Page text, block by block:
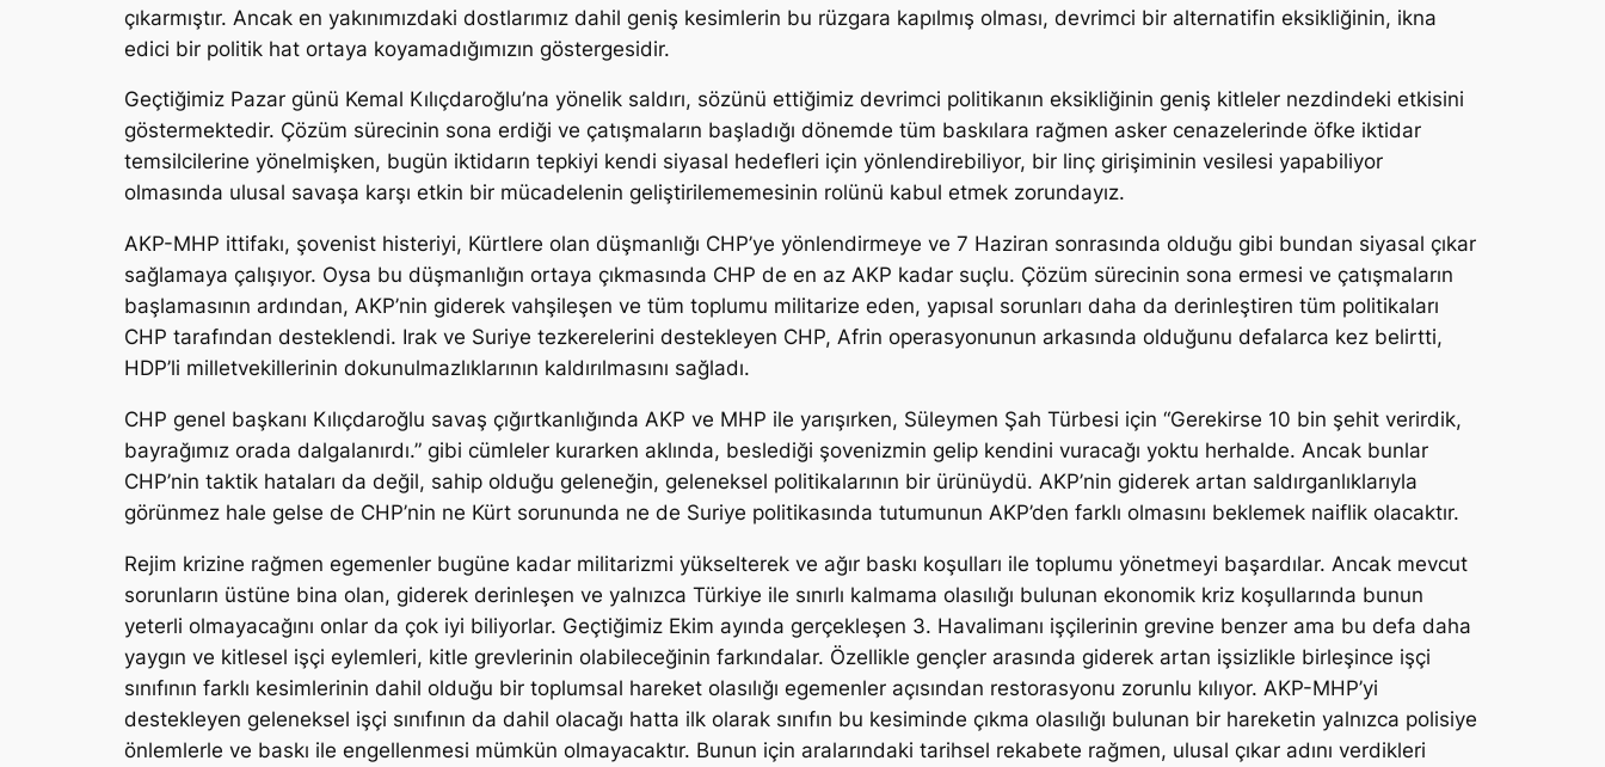
çıkarmıştır. Ancak en yakınımızdaki dostlarımız dahil geniş kesimlerin bu rüzgara kapılmış olması, devrimci bir alternatifin eksikliğinin, ikna
edici bir politik hat ortaya koyamadığımızın göstergesidir.
Geçtiğimiz Pazar günü Kemal Kılıçdaroğlu’na yönelik saldırı, sözünü ettiğimiz devrimci politikanın eksikliğinin geniş kitleler nezdindeki etkisini
göstermektedir. Çözüm sürecinin sona erdiği ve çatışmaların başladığı dönemde tüm baskılara rağmen asker cenazelerinde öfke iktidar
temsilcilerine yönelmişken, bugün iktidarın tepkiyi kendi siyasal hedefleri için yönlendirebiliyor, bir linç girişiminin vesilesi yapabiliyor
olmasında ulusal savaşa karşı etkin bir mücadelenin geliştirilememesinin rolünü kabul etmek zorundayız.
AKP-MHP ittifakı, şovenist histeriyi, Kürtlere olan düşmanlığı CHP’ye yönlendirmeye ve 7 Haziran sonrasında olduğu gibi bundan siyasal çıkar
sağlamaya çalışıyor. Oysa bu düşmanlığın ortaya çıkmasında CHP de en az AKP kadar suçlu. Çözüm sürecinin sona ermesi ve çatışmaların
başlamasının ardından, AKP’nin giderek vahşileşen ve tüm toplumu militarize eden, yapısal sorunları daha da derinleştiren tüm politikaları
CHP tarafından desteklendi. Irak ve Suriye tezkerelerini destekleyen CHP, Afrin operasyonunun arkasında olduğunu defalarca kez belirtti,
HDP’li milletvekillerinin dokunulmazlıklarının kaldırılmasını sağladı.
CHP genel başkanı Kılıçdaroğlu savaş çığırtkanlığında AKP ve MHP ile yarışırken, Süleymen Şah Türbesi için “Gerekirse 10 bin şehit verirdik,
bayrağımız orada dalgalanırdı.” gibi cümleler kurarken aklında, beslediği şovenizmin gelip kendini vuracağı yoktu herhalde. Ancak bunlar
CHP’nin taktik hataları da değil, sahip olduğu geleneğin, geleneksel politikalarının bir ürünüydü. AKP’nin giderek artan saldırganlıklarıyla
görünmez hale gelse de CHP’nin ne Kürt sorununda ne de Suriye politikasında tutumunun AKP’den farklı olmasını beklemek naiflik olacaktır.
Rejim krizine rağmen egemenler bugüne kadar militarizmi yükselterek ve ağır baskı koşulları ile toplumu yönetmeyi başardılar. Ancak mevcut
sorunların üstüne bina olan, giderek derinleşen ve yalnızca Türkiye ile sınırlı kalmama olasılığı bulunan ekonomik kriz koşullarında bunun
yeterli olmayacağını onlar da çok iyi biliyorlar. Geçtiğimiz Ekim ayında gerçekleşen 3. Havalimanı işçilerinin grevine benzer ama bu defa daha
yaygın ve kitlesel işçi eylemleri, kitle grevlerinin olabileceğinin farkındalar. Özellikle gençler arasında giderek artan işsizlikle birleşince işçi
sınıfının farklı kesimlerinin dahil olduğu bir toplumsal hareket olasılığı egemenler açısından restorasyonu zorunlu kılıyor. AKP-MHP’yi
destekleyen geleneksel işçi sınıfının da dahil olacağı hatta ilk olarak sınıfın bu kesiminde çıkma olasılığı bulunan bir hareketin yalnızca polisiye
önlemlerle ve baskı ile engellenmesi mümkün olmayacaktır. Bunun için aralarındaki tarihsel rekabete rağmen, ulusal çıkar adını verdikleri